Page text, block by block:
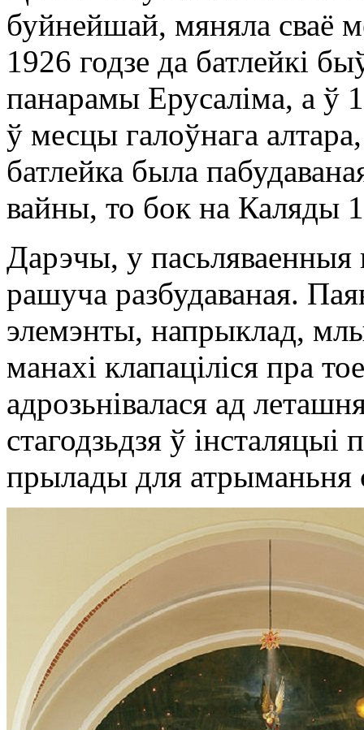
буйнейшай, мяняла сваё
1926 годзе да батлейкі
панарамы Ерусаліма, а ў
ў месцы галоўнага
батлейка была
вайны, то бок на Каляды
Дарэчы, у
рашуча разбудаваная.
элемэнты, напрыклад,
манахі клапаціліся пра
адрозьнівалася ад
стагодзьдзя ў
прылады для атрыманьня